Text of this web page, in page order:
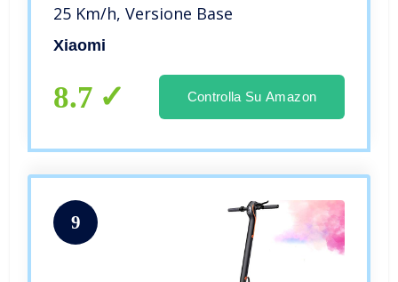
25 Km/h, Versione Base
Xiaomi
8.7 Controlla Su Amazon
9